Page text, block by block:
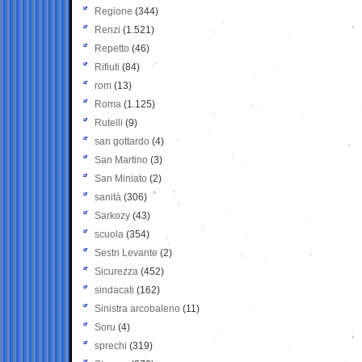
Regione (344)
Renzi (1.521)
Repetto (46)
Rifiuti (84)
rom (13)
Roma (1.125)
Rutelli (9)
san gottardo (4)
San Martino (3)
San Miniato (2)
sanità (306)
Sarkozy (43)
scuola (354)
Sestri Levante (2)
Sicurezza (452)
sindacati (162)
Sinistra arcobaleno (11)
Soru (4)
sprechi (319)